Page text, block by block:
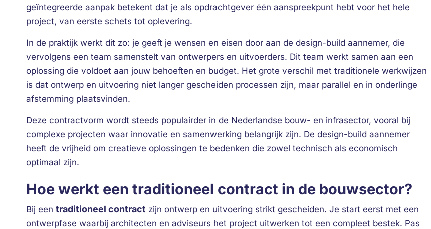
geïntegreerde aanpak betekent dat je als opdrachtgever één aanspreekpunt hebt voor het hele
project, van eerste schets tot oplevering.
In de praktijk werkt dit zo: je geeft je wensen en eisen door aan de design-build aannemer, die
vervolgens een team samenstelt van ontwerpers en uitvoerders. Dit team werkt samen aan een
oplossing die voldoet aan jouw behoeften en budget. Het grote verschil met traditionele werkwijzen
is dat ontwerp en uitvoering niet langer gescheiden processen zijn, maar parallel en in onderlinge
afstemming plaatsvinden.
Deze contractvorm wordt steeds populairder in de Nederlandse bouw- en infrasector, vooral bij
complexe projecten waar innovatie en samenwerking belangrijk zijn. De design-build aannemer
heeft de vrijheid om creatieve oplossingen te bedenken die zowel technisch als economisch
optimaal zijn.
Hoe werkt een traditioneel contract in de bouwsector?
Bij een traditioneel contract zijn ontwerp en uitvoering strikt gescheiden. Je start eerst met een
ontwerpfase waarbij architecten en adviseurs het project uitwerken tot een compleet bestek. Pas